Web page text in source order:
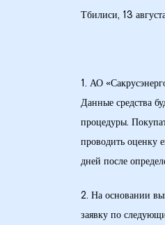
Тбилиси, 13
1. АО
Данные средства
процедуры.
проводить оценку
дней после
2. На основании
заявку по